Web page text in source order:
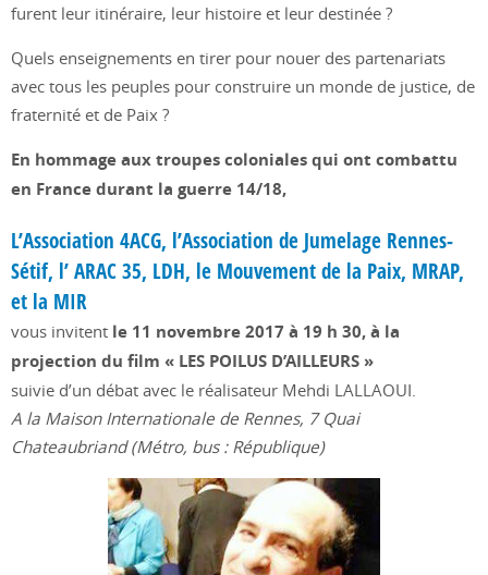
furent leur itinéraire, leur histoire et leur destinée ?
Quels enseignements en tirer pour nouer des partenariats
avec tous les peuples pour construire un monde de justice, de
fraternité et de Paix ?
En hommage aux troupes coloniales qui ont combattu
en France durant la guerre 14/18,
L’Association 4ACG, l’Association de Jumelage Rennes-
Sétif, l’ ARAC 35, LDH, le Mouvement de la Paix, MRAP,
et la MIR
vous invitent le 11 novembre 2017 à 19 h 30, à la
projection du film « LES POILUS D’AILLEURS »
suivie d’un débat avec le réalisateur Mehdi LALLAOUI.
A la Maison Internationale de Rennes, 7 Quai
Chateaubriand (Métro, bus : République)